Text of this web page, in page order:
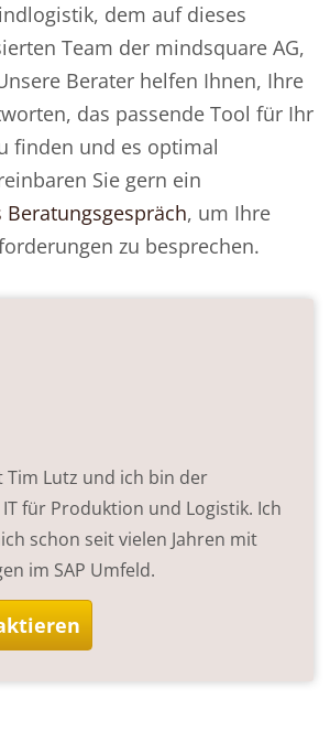
dem auf dieses
Team der mindsquare AG,
Berater helfen Ihnen, Ihre
das passende Tool für Ihr
finden und es optimal
Sie gern ein
, um Ihre
zu besprechen.
Tim Lutz und ich bin der
für Produktion und Logistik. Ich
schon seit vielen Jahren mit
im SAP Umfeld.